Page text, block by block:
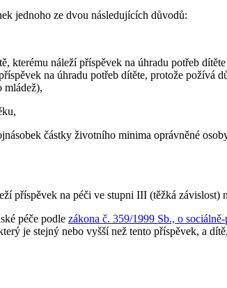
jednoho ze dvou následujících důvodů:
náleží příspěvek na úhradu potřeb
na úhradu potřeb dítěte, protože požívá
mládež),
částky životního minima oprávněné
příspěvek na péči ve stupni III (těžká závislost)
péče podle zákona č. 359/1999 Sb., o
je stejný nebo vyšší než tento příspěvek, a